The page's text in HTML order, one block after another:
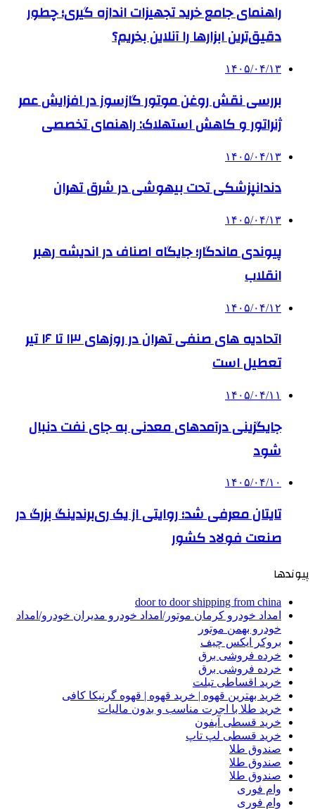
راهنمای جامع خرید تجهیزات اندازه گیری؛ چطور
دقیق‌ترین ابزارها را آنلاین بخریم؟
۱۴۰۵/۰۴/۱۳
بررسی نقش روغن موتور گازسوز در افزایش عمر
ژنراتور و کاهش استهلاک: راهنمای تخصصی
۱۴۰۵/۰۴/۱۳
دندانپزشکی تحت بیهوشی در شرق تهران
۱۴۰۵/۰۴/۱۳
پیوندی ماندگار؛ جایگاه اصناف در اندیشه رهبر
انقلاب
۱۴۰۵/۰۴/۱۲
اتحادیه های صنفی تهران در روزهای ۱۳ تا ۱۶ تیر
تعطیل است
۱۴۰۵/۰۴/۱۱
جایگزینی درآمدهای معدنی به جای نفت دنبال
شود
۱۴۰۵/۰۴/۱۰
تایتان معرفی شد؛ روایتی از یک ری‌برندینگ بزرگ در
صنعت فولاد کشور
پیوندها
door to door shipping from china
امداد خودرو کرمان موتور/امداد خودرو مدیران خودرو/امداد
خودرو بهمن موتور
بروکر ایکس چیف
خرده فروشی برق
خرده فروشی برق
خرید اقساطی تبلت
خرید بهترین قهوه | خرید قهوه | قهوه گرنیکا کافی
خرید طلا با اجرت مناسب و بدون مالیات
خرید قسطی آیفون
خرید قسطی لپ تاپ
صندوق طلا
صندوق طلا
صندوق طلا
وام فوری
وام فوری